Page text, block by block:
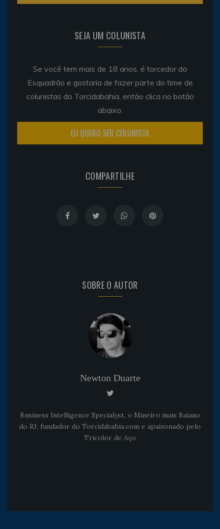
SEJA UM COLUNISTA
Se você tem mais de 18 anos, é torcedor do
Esquadrão e gostaria de fazer parte do time de
colunistas do Torcidabahia, então clica no botão
abaixo.
EU QUERO SER COLUNISTA
COMPARTILHE
SOBRE O AUTOR
Newton Duarte
Business Intelligence Specialyst, o Mineiro mais Baiano
do RJ, fundador do Torcidabahia.com e apaixonado pelo
Tricolor de Aço